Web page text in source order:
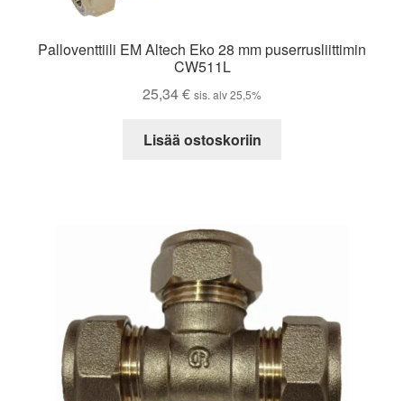
Palloventtiili EM Altech Eko 28 mm puserrusliittimin
CW511L
25,34€ sis. alv 25,5%
Lisää ostoskoriin